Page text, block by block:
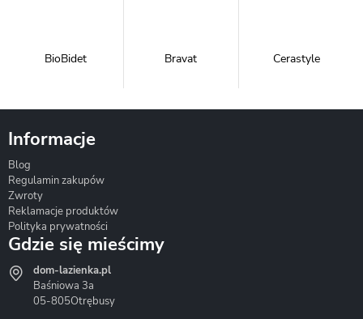
BioBidet Bravat Cerastyle
Hydrostop
Informacje
Blog
Regulamin zakupów
Zwroty
Reklamacje produktów
Polityka prywatności
Gdzie się mieścimy
dom-lazienka.pl
Baśniowa 3a
05-805Otrębusy